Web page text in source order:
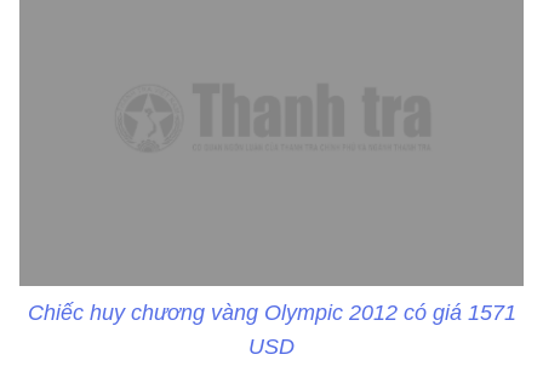
Chiếc huy chương vàng Olympic 2012 có giá 1571
USD